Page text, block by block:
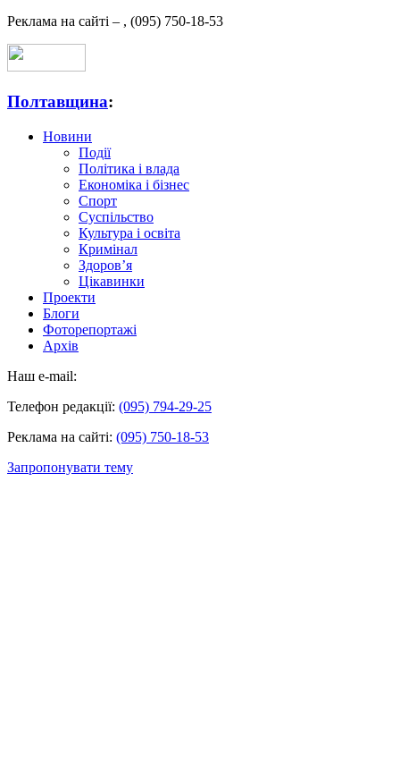
Реклама на сайті – , (095) 750-18-53
Полтавщина:
Новини
Події
Політика і влада
Економіка і бізнес
Спорт
Суспільство
Культура і освіта
Кримінал
Здоров’я
Цікавинки
Проекти
Блоги
Фоторепортажі
Архів
Наш e-mail:
Телефон редакції: (095) 794-29-25
Реклама на сайті: (095) 750-18-53
Запропонувати тему